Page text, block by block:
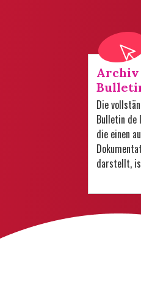
Archiv
Die
Bulletin de
die einen
darstellt,